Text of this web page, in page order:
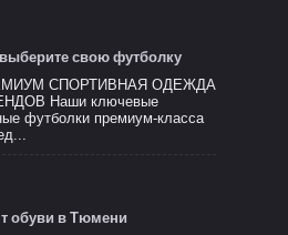
свою футболку
СПОРТИВНАЯ ОДЕЖДА
Наши ключевые
футболки премиум-класса
обуви в Тюмени